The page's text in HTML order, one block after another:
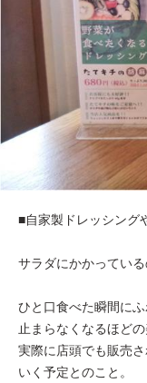
■自家製ドレッシング
サラダにかかってい
ひと口食べた瞬間に
止まらなくなるほどの
実際に店頭でも販売
いく予定とのこと。